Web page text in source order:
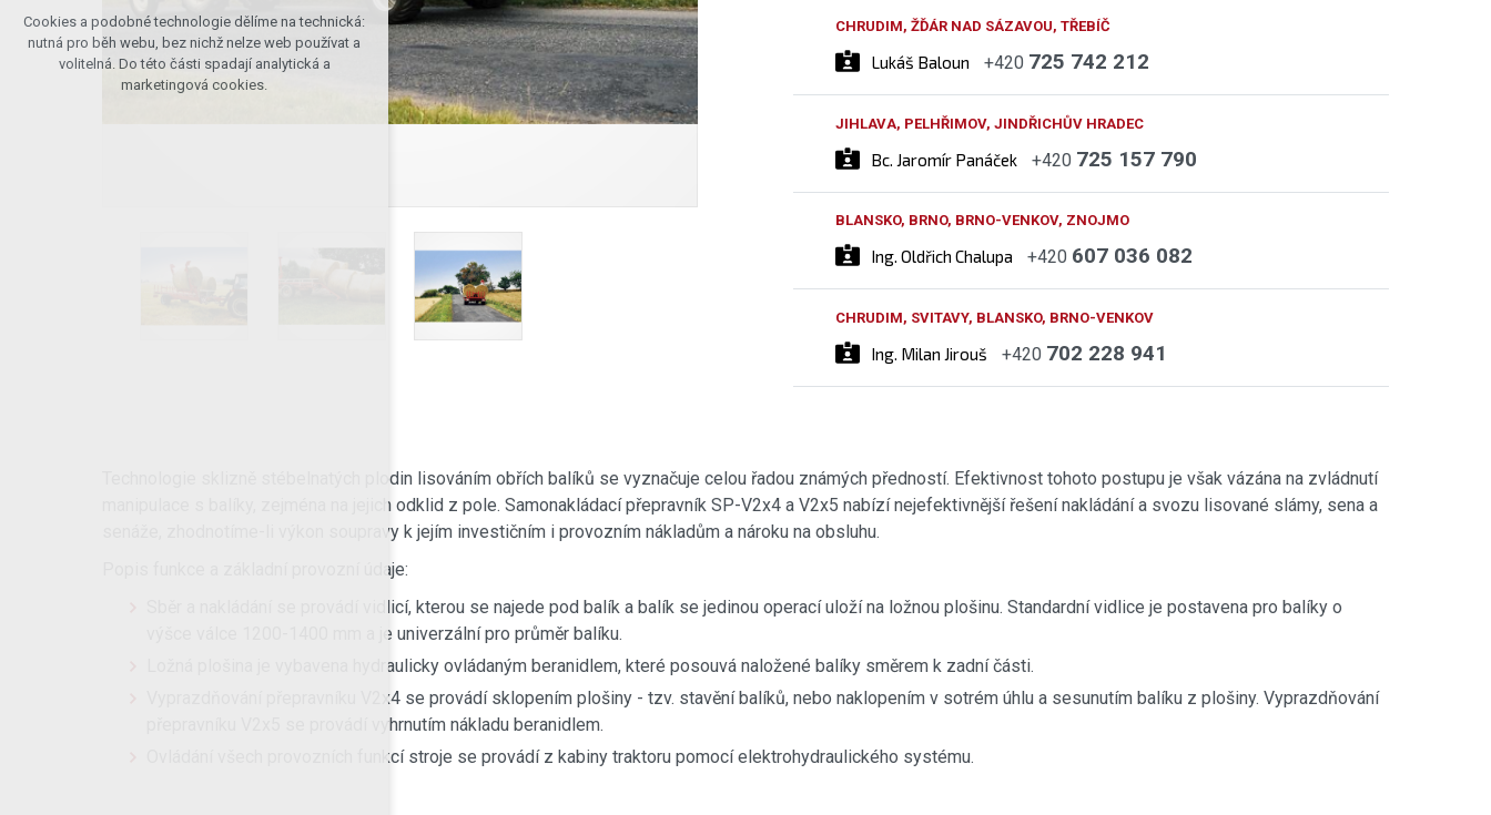
Lukáš Baloun
CHRUDIM, ŽĎÁR NAD SÁZAVOU, TŘEBÍČ
+420 725 742 212
Bc. Jaromír Panáček
JIHLAVA, PELHŘIMOV, JINDŘICHŮV HRADEC
+420 725 157 790
Ing. Oldřich Chalupa
BLANSKO, BRNO, BRNO-VENKOV, ZNOJMO
+420 607 036 082
Ing. Milan Jirouš
CHRUDIM, SVITAVY, BLANSKO, BRNO-VENKOV
+420 702 228 941
Technologie sklizně stébelnatých plodin lisováním obřích balíků se vyznačuje celou řadou známých předností. Efektivnost tohoto postupu je však vázána na zvládnutí
manipulace s balíky, zejména na jejich odklid z pole. Samonakládací přepravník SP-V2x4 a V2x5 nabízí nejefektivnější řešení nakládání a svozu lisované slámy, sena a
senáže, zhodnotíme-li výkon soupravy k jejím investičním i provozním nákladům a nároku na obsluhu.
Popis funkce a základní provozní údaje:
Sběr a nakládání se provádí vidlicí, kterou se najede pod balík a balík se jedinou operací uloží na ložnou plošinu. Standardní vidlice je postavena pro balíky o
výšce válce 1200-1400 mm a je univerzální pro průměr balíku.
Ložná plošina je vybavena hydraulicky ovládaným beranidlem, které posouvá naložené balíky směrem k zadní části.
Vyprazdňování přepravníku V2x4 se provádí sklopením plošiny - tzv. stavění balíků, nebo naklopením v sotrém úhlu a sesunutím balíku z plošiny. Vyprazdňování
přepravníku V2x5 se provádí vyhrnutím nákladu beranidlem.
Ovládání všech provozních funkcí stroje se provádí z kabiny traktoru pomocí elektrohydraulického systému.
Přijmout všechny cookies
Odmítnout vše
Cookies a podobné technologie dělíme na technická:
nutná pro běh webu, bez nichž nelze web používat a
volitelná. Do této části spadají analytická a
marketingová cookies.